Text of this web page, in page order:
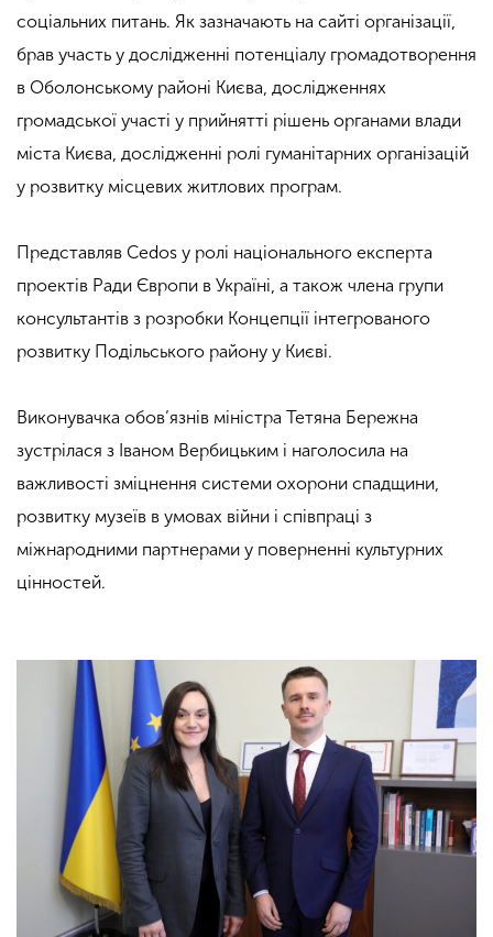
соціальних питань. Як зазначають на сайті організації,
брав участь у дослідженні потенціалу громадотворення
в Оболонському районі Києва, дослідженнях
громадської участі у прийнятті рішень органами влади
міста Києва, дослідженні ролі гуманітарних організацій
у розвитку місцевих житлових програм.
Представляв Cedos у ролі національного експерта
проектів Ради Європи в Україні, а також члена групи
консультантів з розробки Концепції інтегрованого
розвитку Подільського району у Києві.
Виконувачка обов’язнів міністра Тетяна Бережна
зустрілася з Іваном Вербицьким і наголосила на
важливості зміцнення системи охорони спадщини,
розвитку музеїв в умовах війни і співпраці з
міжнародними партнерами у поверненні культурних
цінностей.